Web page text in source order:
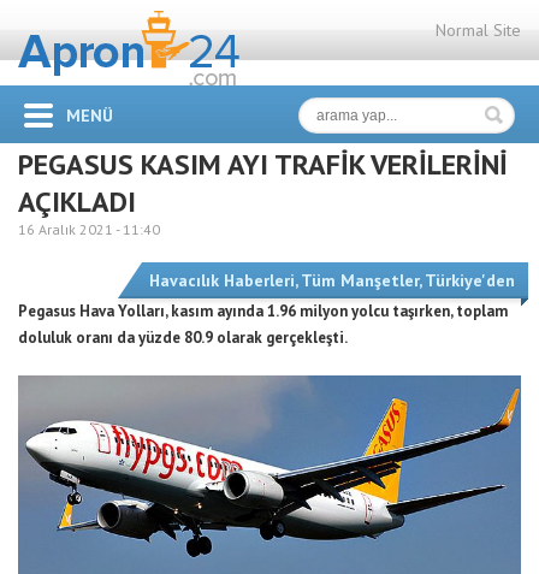
Normal Site
MENÜ
PEGASUS KASIM AYI TRAFİK VERİLERİNİ
AÇIKLADI
16 Aralık 2021 - 11:40
Havacılık Haberleri,Tüm Manşetler,Türkiye'den
Pegasus Hava Yolları, kasım ayında 1.96 milyon yolcu taşırken, toplam
doluluk oranı da yüzde 80.9 olarak gerçekleşti.